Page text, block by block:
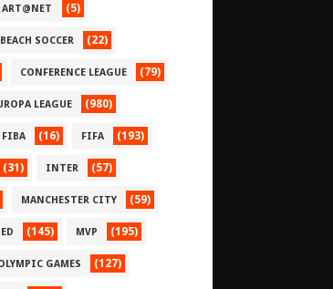
ART@NET (5)
BEACH SOCCER (22)
CONFERENCE LEAGUE (79)
LEAGUE (980)
FIBA (16) FIFA (193)
(31) INTER (57)
MANCHESTER CITY (59)
(145) MVP (195)
GAMES (127)